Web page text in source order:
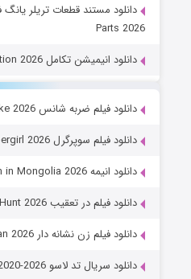
Parts 2026
دانلود انیمیشن تکامل Evolution 2026
دانلود فیلم ضربه شانس Lucky Strike 2026
دانلود فیلم سوپرگرل Supergirl 2026
دانلود انیمه Jaadugar: A Witch in Mongolia 2026
دانلود فیلم در تعقیب On the Hunt 2026
دانلود فیلم زن نشانه دار The Marked Woman 2026
دانلود سریال تد لاسو Ted Lasso 2020-2026